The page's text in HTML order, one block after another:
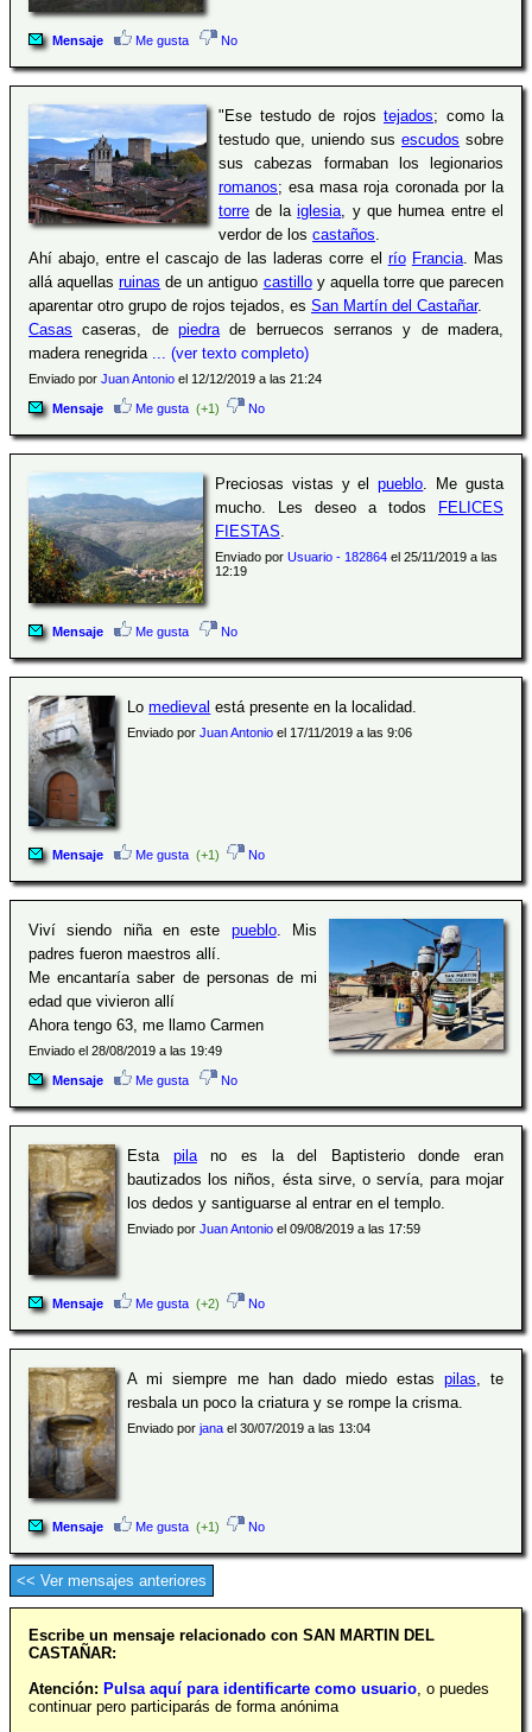
Mensaje Me gusta No
"Ese testudo de rojos tejados; como la
testudo que, uniendo sus escudos sobre
sus cabezas formaban los legionarios
romanos; esa masa roja coronada por la
torre de laiglesia , y que humea entre el
verdor de los castaños
Ahí abajo, entre el cascajo de las laderas corre el río Francia. Mas
allá aquellasruinas de un antiguo castilloy aquella torre que parecen
aparentar otro grupo de rojos tejados, es San Martín del Castañar.
Casas caseras, de piedra de berruecos serranos y de madera,
madera renegrida
... (ver texto completo)
Enviado por Juan Antonio el 12/12/2019 a las 21:24
Mensaje Me gusta (+1) No
Preciosas vistas y elpueblo . Me gusta
mucho. Les deseo a todos FELICES
FIESTAS
Enviado por Usuario - 182864el 25/11/2019 a las
12:19
Mensaje Me gusta No
Lomedieval está presente en la localidad.
Enviado porJuan Antonio el 17/11/2019 a las 9:06
Mensaje Me gusta (+1) No
Viví siendo niña en este pueblo. Mis
padres fueron maestros allí.
Me encantaría saber de personas de mi
edad que vivieron allí
Ahora tengo 63, me llamo Carmen
Enviado el 28/08/2019 a las 19:49
Mensaje Me gusta No
Esta pilano es la del Baptisterio donde eran
bautizados los niños, ésta sirve, o servía, para mojar
los dedos y santiguarse al entrar en el templo.
Enviado porJuan Antonio el 09/08/2019 a las 17:59
Mensaje Me gusta (+2) No
A mi siempre me han dado miedo estas pilas , te
resbala un poco la criatura y se rompe la crisma.
Enviado porjana el 30/07/2019 a las 13:04
Mensaje Me gusta (+1) No
<< Ver mensajes anteriores
Escribe un mensaje relacionado con SAN MARTIN DEL
CASTAÑAR:
Atención: Pulsa aquí para identificarte como usuario , o puedes
continuar pero participarás de forma anónima